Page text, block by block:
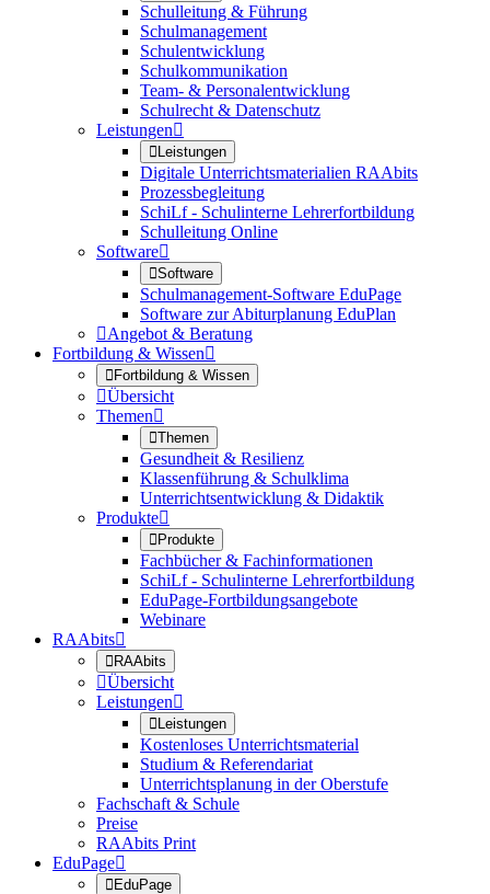
Schulleitung & Führung
Schulmanagement
Schulentwicklung
Schulkommunikation
Team- & Personalentwicklung
Schulrecht & Datenschutz
Leistungen
Leistungen
Digitale Unterrichtsmaterialien RAAbits
Prozessbegleitung
SchiLf - Schulinterne Lehrerfortbildung
Schulleitung Online
Software
Software
Schulmanagement-Software EduPage
Software zur Abiturplanung EduPlan
Angebot & Beratung
Fortbildung & Wissen
Fortbildung & Wissen
Übersicht
Themen
Themen
Gesundheit & Resilienz
Klassenführung & Schulklima
Unterrichtsentwicklung & Didaktik
Produkte
Produkte
Fachbücher & Fachinformationen
SchiLf - Schulinterne Lehrerfortbildung
EduPage-Fortbildungsangebote
Webinare
RAAbits
RAAbits
Übersicht
Leistungen
Leistungen
Kostenloses Unterrichtsmaterial
Studium & Referendariat
Unterrichtsplanung in der Oberstufe
Fachschaft & Schule
Preise
RAAbits Print
EduPage
EduPage